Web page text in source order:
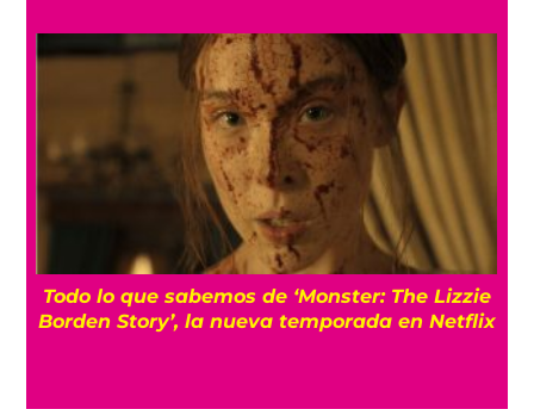
Todo lo que sabemos de ‘Monster: The Lizzie
Borden Story’, la nueva temporada en Netflix